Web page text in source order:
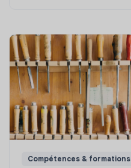
Compétences & formations